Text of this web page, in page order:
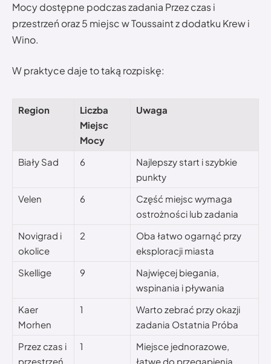
Mocy dostępne podczas zadania Przez czas i
przestrzeń oraz 5 miejsc w Toussaint z dodatku Krew i
Wino.
W praktyce daje to taką rozpiskę:
Region
Liczba
Miejsc
Mocy
Uwaga
Biały Sad 6
Najlepszy start i szybkie
punkty
Velen
6
Część miejsc wymaga
ostrożności lub zadania
Novigrad i
okolice
2
Oba łatwo ogarnąć przy
eksploracji miasta
Skellige
9
Najwięcej biegania,
wspinania i pływania
Kaer
Morhen
1
Warto zebrać przy okazji
zadania Ostatnia Próba
Przez czas i
przestrzeń
1
Miejsce jednorazowe,
łatwe do przegapienia